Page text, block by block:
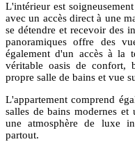
L'intérieur est
avec un accès direct à une
se détendre et recevoir des
panoramiques offre des
également d'un accès à la
véritable oasis de confort,
propre salle de bains et vue
L'appartement comprend
salles de bains modernes et
une atmosphère de luxe
partout.